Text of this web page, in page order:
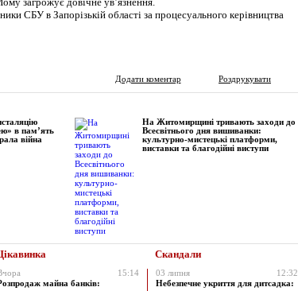
СБУ в Запорізькій області за процесуального керівництва
Додати коментар Роздрукувати
в пам’ять
війна
На Житомирщині тривають заходи до
Всесвітнього дня вишиванки:
культурно-мистецькі платформи,
виставки та благодійні виступи
Скандали
15:14
майна банків:
03 липня
12:32
Небезпечне укриття для дитсадка: